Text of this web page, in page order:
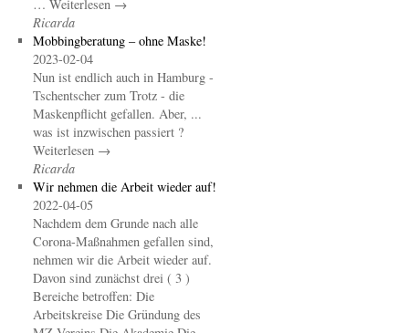
… Weiterlesen →
Ricarda
Mobbingberatung – ohne Maske!
2023-02-04
Nun ist endlich auch in Hamburg -
Tschentscher zum Trotz - die
Maskenpflicht gefallen. Aber, ...
was ist inzwischen passiert ?
Weiterlesen →
Ricarda
Wir nehmen die Arbeit wieder auf!
2022-04-05
Nachdem dem Grunde nach alle
Corona-Maßnahmen gefallen sind,
nehmen wir die Arbeit wieder auf.
Davon sind zunächst drei ( 3 )
Bereiche betroffen: Die
Arbeitskreise Die Gründung des